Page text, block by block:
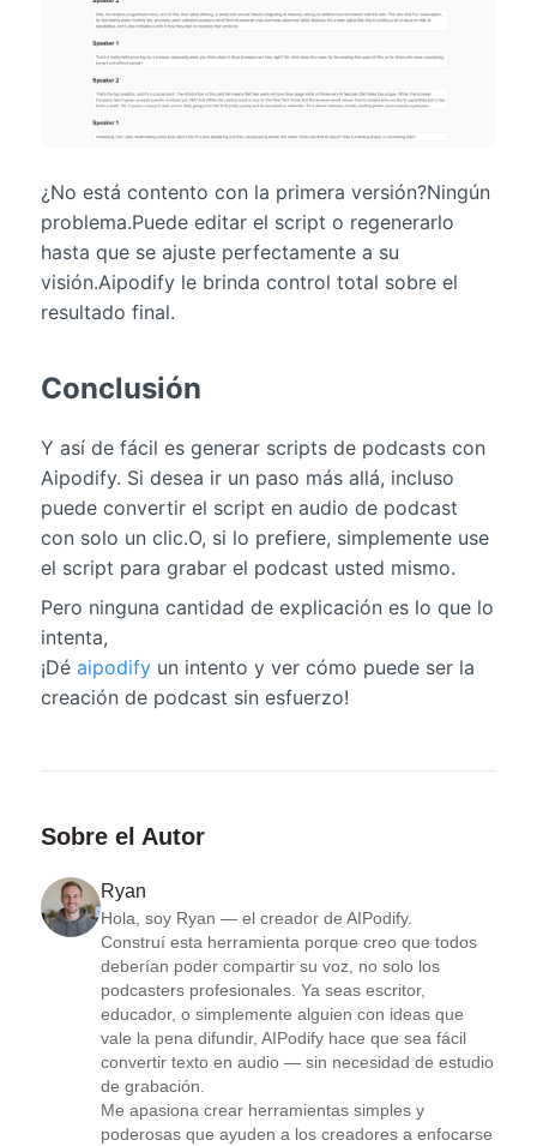
¿No está contento con la primera versión?Ningún
problema.Puede editar el script o regenerarlo
hasta que se ajuste perfectamente a su
visión.Aipodify le brinda control total sobre el
resultado final.
Conclusión
Y así de fácil es generar scripts de podcasts con
Aipodify. Si desea ir un paso más allá, incluso
puede convertir el script en audio de podcast
con solo un clic.O, si lo prefiere, simplemente use
el script para grabar el podcast usted mismo.
Pero ninguna cantidad de explicación es lo que lo
intenta,
¡Dé aipodifyun intento y ver cómo puede ser la
creación de podcast sin esfuerzo!
Sobre el Autor
Ryan
Hola, soy Ryan — el creador de AIPodify.
Construí esta herramienta porque creo que todos
deberían poder compartir su voz, no solo los
podcasters profesionales. Ya seas escritor,
educador, o simplemente alguien con ideas que
vale la pena difundir, AIPodify hace que sea fácil
convertir texto en audio — sin necesidad de estudio
de grabación.
Me apasiona crear herramientas simples y
poderosas que ayuden a los creadores a enfocarse